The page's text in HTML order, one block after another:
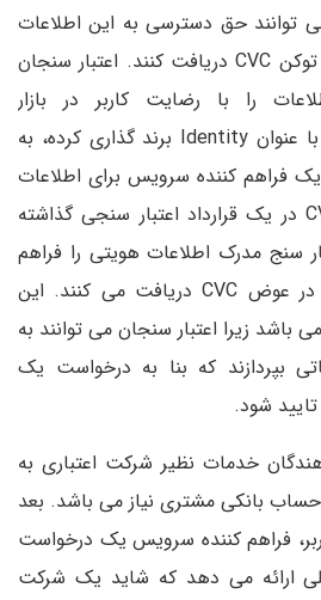
توانند حق دسترسی به این اطلاعات
را از جانب کاربر و توسط توکن CVC دریافت کنند. اعتبار سنجان
را با رضایت کاربر در بازار
سیویک (Civic) که اخیرا با عنوان Identity برند گذاری کرده، به
فراهم کننده سرویس برای اطلاعات
هویتی پول می دهد، CVC در یک قرارداد اعتبار سنجی گذاشته
سنج مدرک اطلاعات هویتی را فراهم
آورد، هم او و هم کاربر در عوض CVC دریافت می کنند. این
باشد زیرا اعتبار سنجان می توانند به
بپردازند که بنا به درخواست یک
شود.
خدمات نظیر شرکت اعتباری به
حساب بانکی مشتری نیاز می باشد. بعد
فراهم کننده سرویس یک درخواست
ارائه می دهد که شاید یک شرکت